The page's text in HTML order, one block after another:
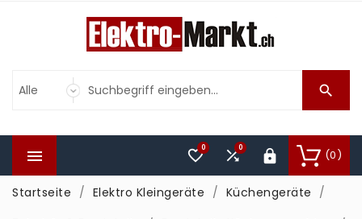

 (0)

0
0
Startseite Elektro Kleingeräte
Küchengeräte